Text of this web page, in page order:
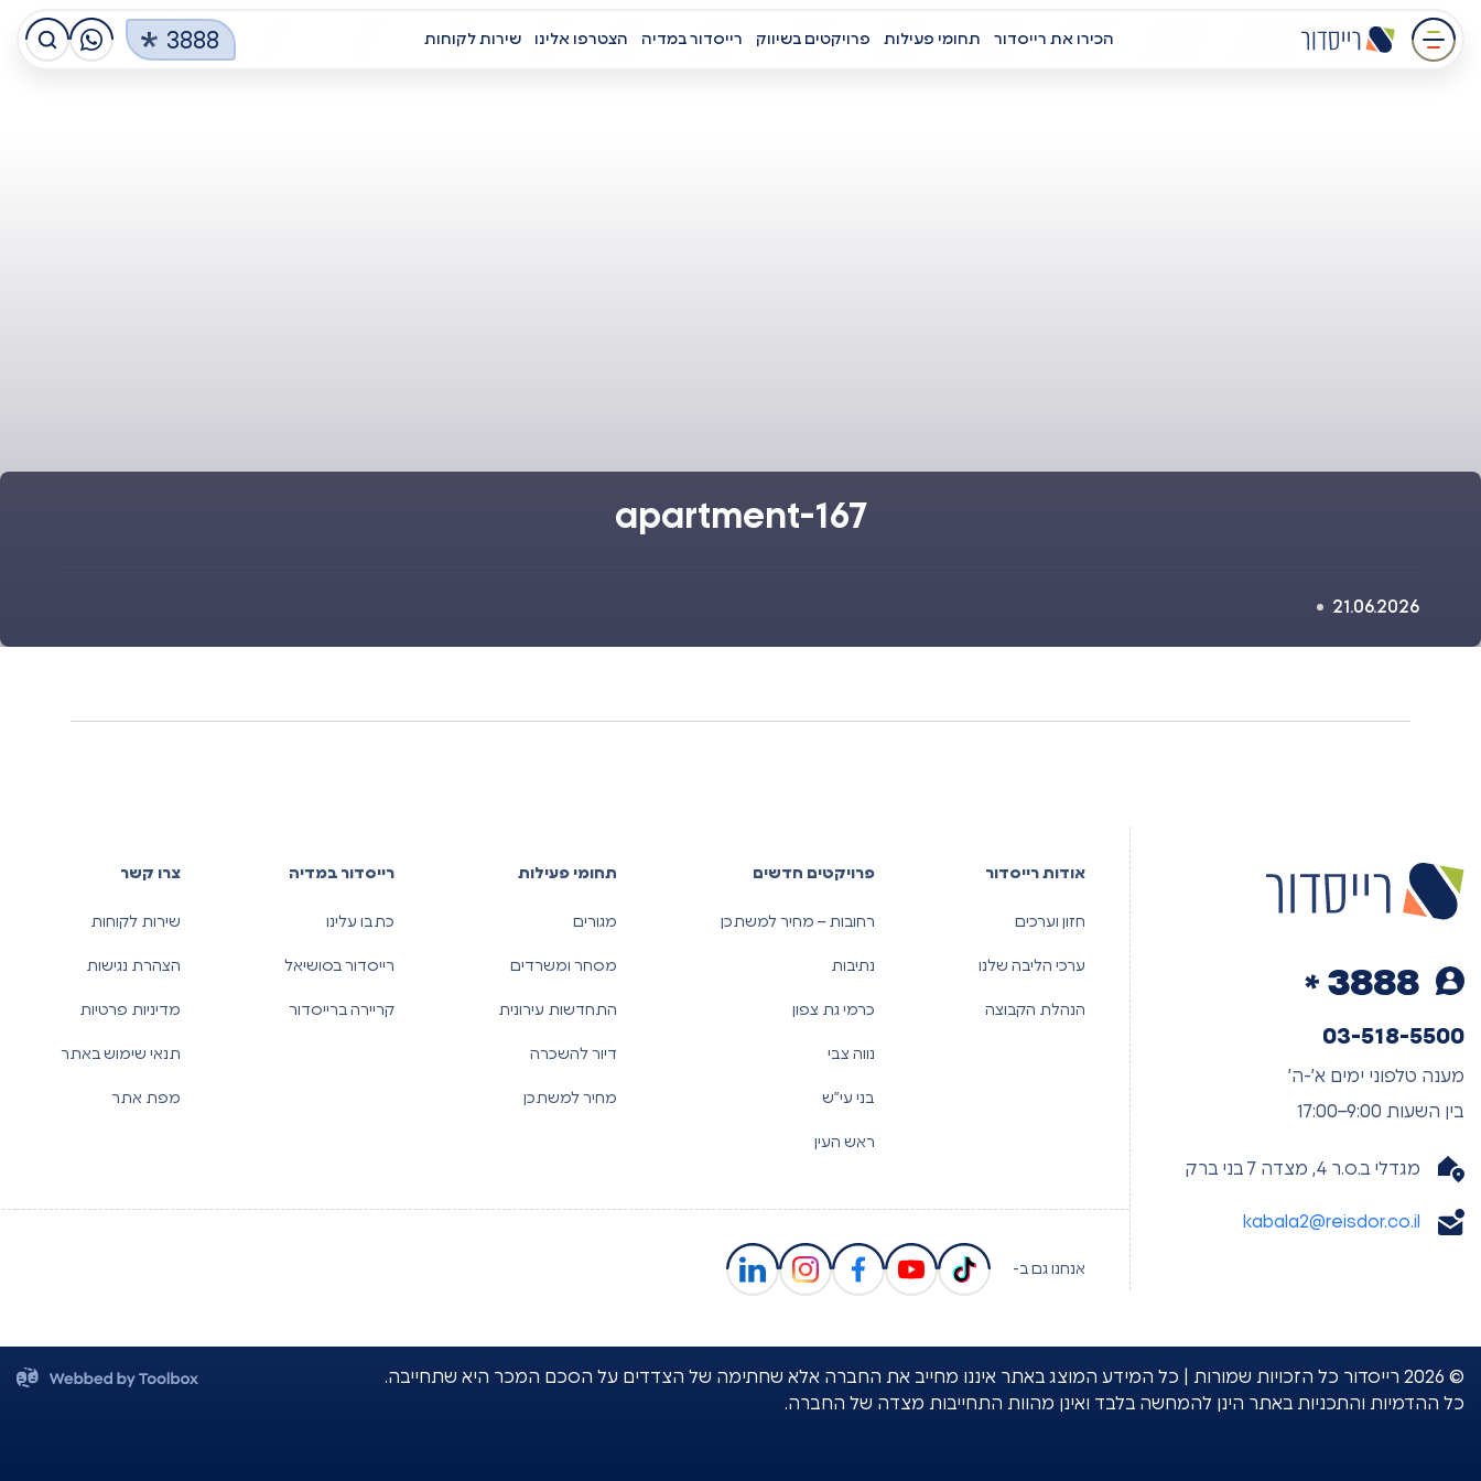
מעבר
לתוכן
הכירו את רייסדור תחומי פעילות פרויקטים בשיווק רייסדור במדיה הצטרפו אלינו שירות לקוחות 3888
apartment-167
21.06.2026
03-518-5500
מענה טלפוני ימים א’-ה’
בין השעות 9:00–17:00
מגדלי ב.ס.ר 4, מצדה 7 בני ברק
kabala2@reisdor.co.il
אודות רייסדור
חזון וערכים
ערכי הליבה שלנו
הנהלת הקבוצה
פרויקטים חדשים
רחובות – מחיר למשתכן
נתיבות
כרמי גת צפון
נווה צבי
בני עי”ש
ראש העין
תחומי פעילות
מגורים
מסחר ומשרדים
התחדשות עירונית
דיור להשכרה
מחיר למשתכן
רייסדור במדיה
כתבו עלינו
רייסדור בסושיאל
קריירה ברייסדור
צרו קשר
שירות לקוחות
הצהרת נגישות
מדיניות פרטיות
תנאי שימוש באתר
מפת אתר
אנחנו גם ב-
© 2026 רייסדור כל הזכויות שמורות | כל המידע המוצג באתר איננו מחייב את החברה אלא שחתימה של הצדדים על הסכם המכר היא שתחייבה.
כל ההדמיות והתכניות באתר הינן להמחשה בלבד ואינן מהוות התחייבות מצדה של החברה.